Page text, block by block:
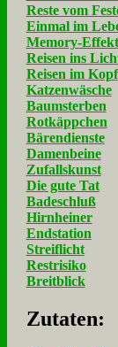
Reste vom
Einmal im
Memory-
Reisen ins
Reisen im Kopf
Katzenwäsche
Baumsterben
Rotkäppchen
Bärendienste
Damenbeine
Zufallskunst
Die gute Tat
Badeschluß
Hirnheiner
Endstation
Streiflicht
Restrisiko
Breitblick
Zu­ta­ten: